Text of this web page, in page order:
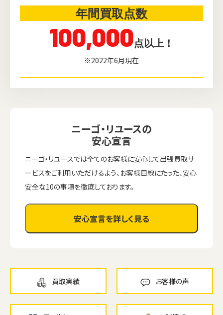
年間買取点数
100,000点以上！
※2022年6月現在
ニーゴ・リユースの
安心宣言
ニーゴ・リユースでは全てのお客様に安心して出張買取サ
ービスをご利用いただけるよう、お客様目線にたった、安心
安全な10の事項を徹底しております。
安心宣言を詳しく見る
買取実績 お客様の声